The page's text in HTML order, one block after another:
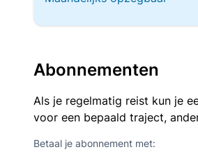
Abonnementen
Als je regelmatig reist kun je
voor een bepaald traject,
Betaal je abonnement met: